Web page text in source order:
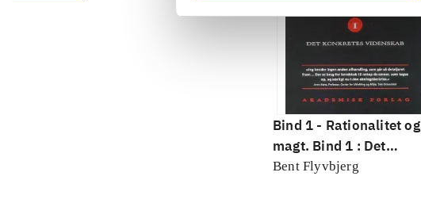
Bind 1 - Rationalitet og
magt. Bind 1 : Det
konkretes videnskab
Bent Flyvbjerg